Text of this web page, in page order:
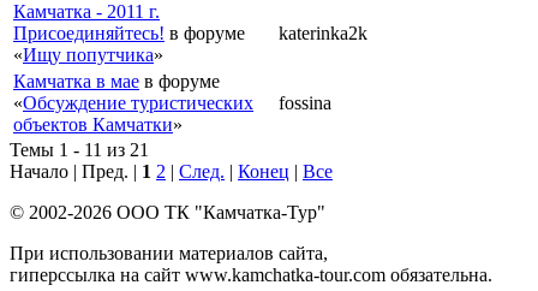
Камчатка - 2011 г.
Присоединяйтесь! в форуме
«Ищу попутчика»
katerinka2k
Камчатка в мае в форуме
«Обсуждение туристических
объектов Камчатки»
fossina
Темы 1 - 11 из 21
Начало | Пред. | 1 2 | След. | Конец | Все
© 2002-2026 ООО ТК "Камчатка-Тур"
При использовании материалов сайта,
гиперссылка на сайт www.kamchatka-tour.com обязательна.